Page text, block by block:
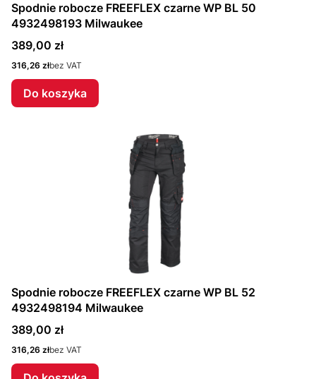
Spodnie robocze FREEFLEX czarne WP BL 50
4932498193 Milwaukee
Cena
389,00 zł
Cena
316,26 złbez VAT
Do koszyka
Spodnie robocze FREEFLEX czarne WP BL 52
4932498194 Milwaukee
Cena
389,00 zł
Cena
316,26 złbez VAT